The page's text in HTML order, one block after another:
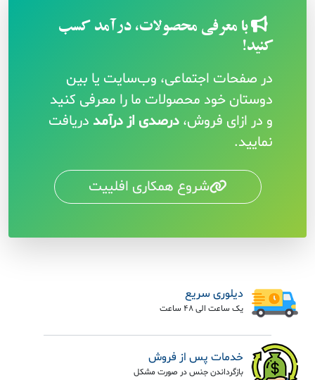
با معرفی محصولات، درآمد کسب
کنید!
در صفحات اجتماعی، وب‌سایت یا بین
دوستان خود محصولات ما را معرفی کنید
و در ازای فروش، درصدی از درآمد دریافت
نمایید.
شروع همکاری افلییت
دیلوری سریع
یک ساعت الی 48 ساعت
خدمات پس از فروش
بازگرداندن جنس در صورت مشکل